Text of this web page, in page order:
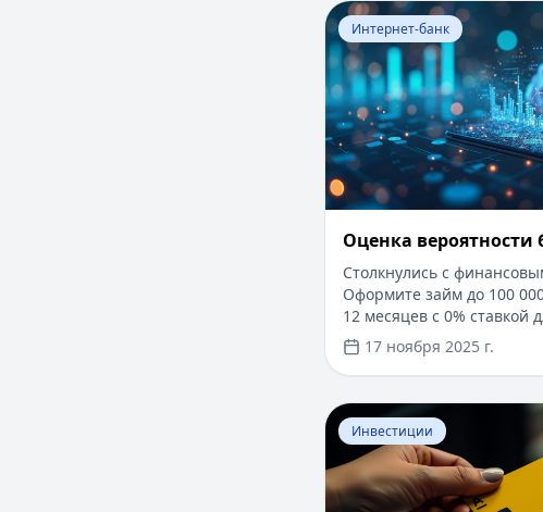
Перейти к статье:
Интернет-банк
Оценка вероятности
Столкнулись с
Оформите займ до 100
12 месяцев с 0% ставкой
Без справок о доходах и
решение за 5 минут.
и прозрачно через
17 ноября 2025 г.
Перейти к статье: ​Как
Инвестиции